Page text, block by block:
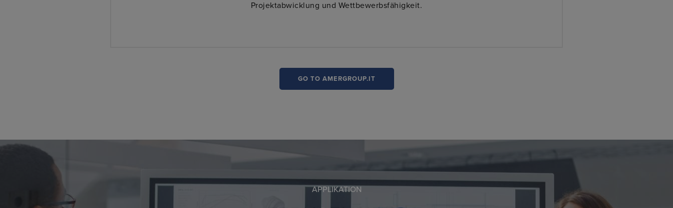
Projektabwicklung und Wettbewerbsfähigkeit.
GO TO AMERGROUP.IT
APPLIKATION